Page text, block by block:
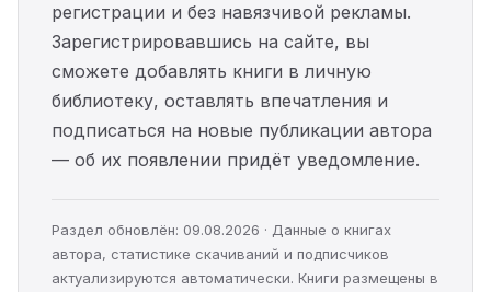
регистрации и без навязчивой рекламы.
Зарегистрировавшись на сайте, вы
сможете добавлять книги в личную
библиотеку, оставлять впечатления и
подписаться на новые публикации автора
— об их появлении придёт уведомление.
Раздел обновлён: 09.08.2026 · Данные о книгах
автора, статистике скачиваний и подписчиков
актуализируются автоматически. Книги размещены в